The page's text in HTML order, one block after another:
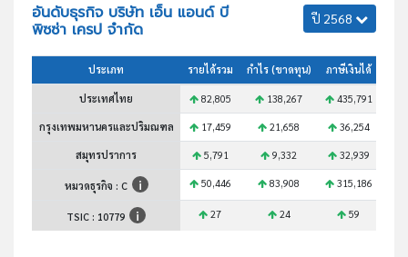
อันดับธุรกิจ บริษัท เอ็น แอนด์ บี
พิซซ่า เครป จำกัด
ปี 2568
ประเภท รายได้รวม กำไร (ขาดทุน) ภาษีเงินได้
ประเทศไทย 82,805 138,267 435,791
กรุงเทพมหานครและปริมณฑล 17,459 21,658 36,254
สมุทรปราการ 5,791 9,332 32,939
หมวดธุรกิจ : C 50,446 83,908 315,186
TSIC : 10779 27 24 59